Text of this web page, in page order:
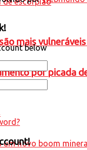
mais
por picada
below